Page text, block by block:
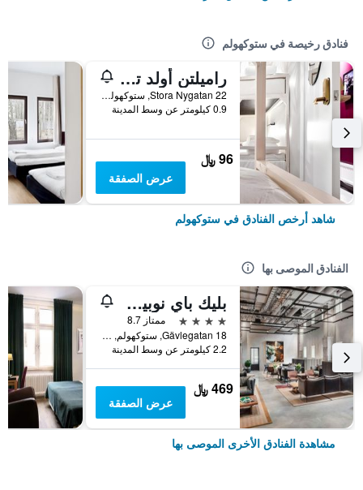
فنادق رخيصة في ستوكهولم
راميلتن أولد تاون هوستل
22 Stora Nygatan, ستوكهولم, مقاطعة ستوكهولم, السويد
0.9 كيلومتر عن وسط المدينة
96 ﷼
عرض الصفقة
شاهد أرخص الفنادق في ستوكهولم
الفنادق الموصى بها
بليك باي نوبيس، ستوكهولم، إيه ميمبر أوف ديزاين هوتل
4 نجوم
ممتاز 8.7
Gävlegatan 18, ستوكهولم, مقاطعة ستوكهولم, السويد
2.2 كيلومتر عن وسط المدينة
469 ﷼
عرض الصفقة
مشاهدة الفنادق الأخرى الموصى بها